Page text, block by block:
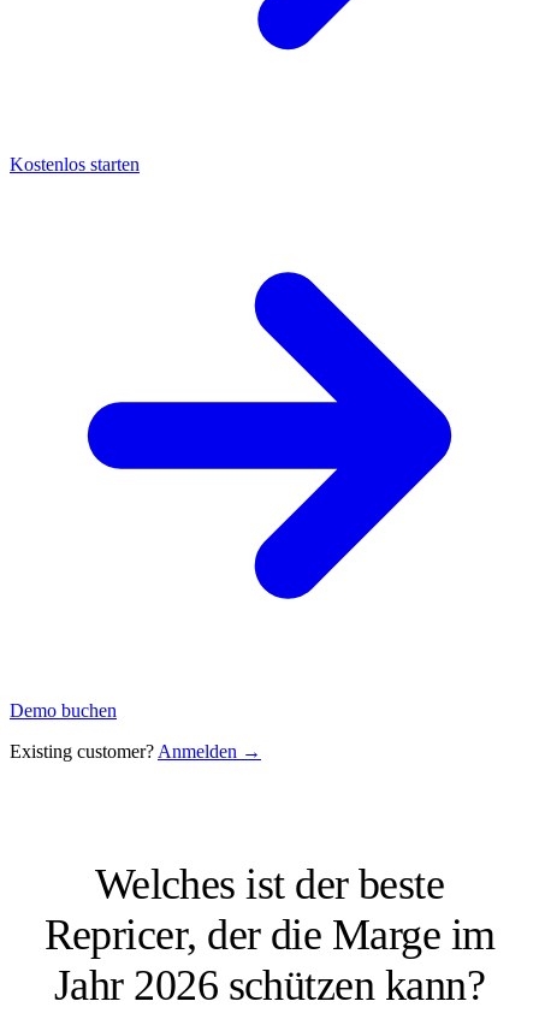
Kostenlos starten
Demo buchen
Existing customer? Anmelden →
Welches ist der beste
Repricer, der die Marge im
Jahr 2026 schützen kann?